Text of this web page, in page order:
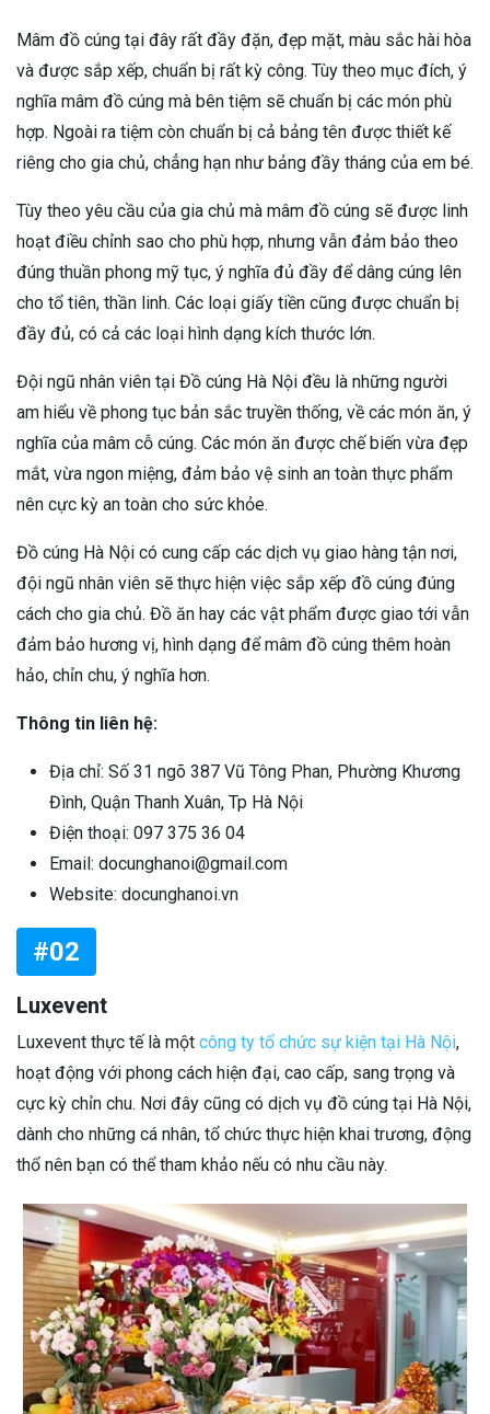
Mâm đồ cúng tại đây rất đầy đặn, đẹp mặt, màu sắc hài hòa
và được sắp xếp, chuẩn bị rất kỳ công. Tùy theo mục đích, ý
nghĩa mâm đồ cúng mà bên tiệm sẽ chuẩn bị các món phù
hợp. Ngoài ra tiệm còn chuẩn bị cả bảng tên được thiết kế
riêng cho gia chủ, chẳng hạn như bảng đầy tháng của em bé.
Tùy theo yêu cầu của gia chủ mà mâm đồ cúng sẽ được linh
hoạt điều chỉnh sao cho phù hợp, nhưng vẫn đảm bảo theo
đúng thuần phong mỹ tục, ý nghĩa đủ đầy để dâng cúng lên
cho tổ tiên, thần linh. Các loại giấy tiền cũng được chuẩn bị
đầy đủ, có cả các loại hình dạng kích thước lớn.
Đội ngũ nhân viên tại Đồ cúng Hà Nội đều là những người
am hiểu về phong tục bản sắc truyền thống, về các món ăn, ý
nghĩa của mâm cỗ cúng. Các món ăn được chế biến vừa đẹp
mắt, vừa ngon miệng, đảm bảo vệ sinh an toàn thực phẩm
nên cực kỳ an toàn cho sức khỏe.
Đồ cúng Hà Nội có cung cấp các dịch vụ giao hàng tận nơi,
đội ngũ nhân viên sẽ thực hiện việc sắp xếp đồ cúng đúng
cách cho gia chủ. Đồ ăn hay các vật phẩm được giao tới vẫn
đảm bảo hương vị, hình dạng để mâm đồ cúng thêm hoàn
hảo, chỉn chu, ý nghĩa hơn.
Thông tin liên hệ:
Địa chỉ: Số 31 ngõ 387 Vũ Tông Phan, Phường Khương
Đình, Quận Thanh Xuân, Tp Hà Nội
Điện thoại: 097 375 36 04
Email: docunghanoi@gmail.com
Website: docunghanoi.vn
#02
Luxevent
Luxevent thực tế là một công ty tổ chức sự kiện tại Hà Nội,
hoạt động với phong cách hiện đại, cao cấp, sang trọng và
cực kỳ chỉn chu. Nơi đây cũng có dịch vụ đồ cúng tại Hà Nội,
dành cho những cá nhân, tổ chức thực hiện khai trương, động
thổ nên bạn có thể tham khảo nếu có nhu cầu này.